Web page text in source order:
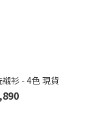
衫 - 4色 現貨